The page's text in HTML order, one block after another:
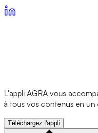
L'appli AGRA vous
à tous vos contenus en un
Téléchargez l'appli